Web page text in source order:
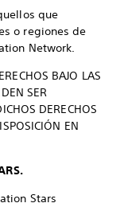
que
o regiones de
Network.
BAJO LAS
SER
DERECHOS
EN
Stars